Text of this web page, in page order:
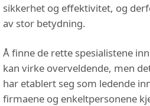
sikkerhet og effektivitet, og
av stor betydning.
Å finne de rette spesialistene
kan virke overveldende, men
har etablert seg som ledende
firmaene og enkeltpersonene